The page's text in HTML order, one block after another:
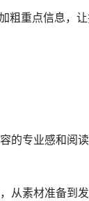
粗重点信息，
的专业感和阅
从素材准备到